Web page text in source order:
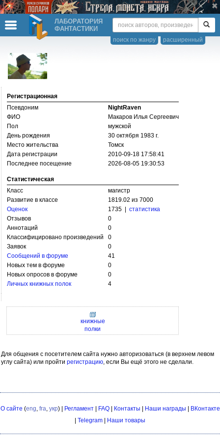
ЛАБОРАТОРИЯ
ФАНТАСТИКИ
расширенный
поиск по жанру
Регистрационная
Псевдоним
NightRaven
ФИО
Макаров Илья Сергеевич
Пол
мужской
День рождения
30 октября 1983 г.
Место жительства
Томск
Дата регистрации
2010-09-18 17:58:41
Последнее посещение
2026-08-05 19:30:53
Статистическая
Класс
магистр
Развитие в классе
1819.02 из 7000
Оценок
1735 | статистика
Отзывов
0
Аннотаций
0
Классифицировано произведений
0
Заявок
0
Сообщений в форуме
41
Новых тем в форуме
0
Новых опросов в форуме
0
Личных книжных полок
4
книжные
полки
Для общения с посетителем сайта нужно авторизоваться (в верхнем левом
углу сайта) или пройти регистрацию, если Вы ещё этого не сделали.
О сайте (eng, fra, укр) | Регламент| FAQ| Контакты Наши награды
ВКонтакте
Telegram Наши товары